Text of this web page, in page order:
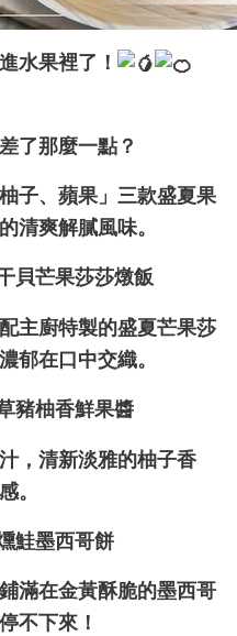
水果裡了！
了那麼一點？
子、蘋果」三款盛夏果
清爽解膩風味。
貝芒果莎莎燉飯
主廚特製的盛夏芒果莎
郁在口中交織。
豬柚香鮮果醬
，清新淡雅的柚子香
。
鮭墨西哥餅
滿在金黃酥脆的墨西哥
不下來！